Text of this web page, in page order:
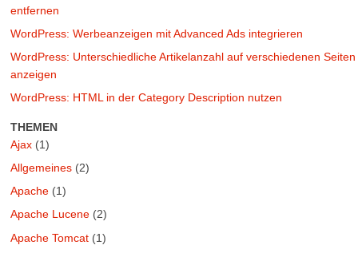
entfernen
WordPress: Werbeanzeigen mit Advanced Ads integrieren
WordPress: Unterschiedliche Artikelanzahl auf verschiedenen Seiten
anzeigen
WordPress: HTML in der Category Description nutzen
THEMEN
Ajax (1)
Allgemeines (2)
Apache (1)
Apache Lucene (2)
Apache Tomcat (1)